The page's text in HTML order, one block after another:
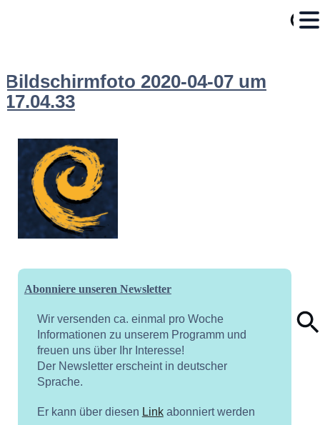
Bildschirmfoto 2020-04-07 um
17.04.33
Abonniere unseren Newsletter
Wir versenden ca. einmal pro Woche
Informationen zu unserem Programm und
freuen uns über Ihr Interesse!
Der Newsletter erscheint in deutscher
Sprache.
Er kann über diesen Linkabonniert werden